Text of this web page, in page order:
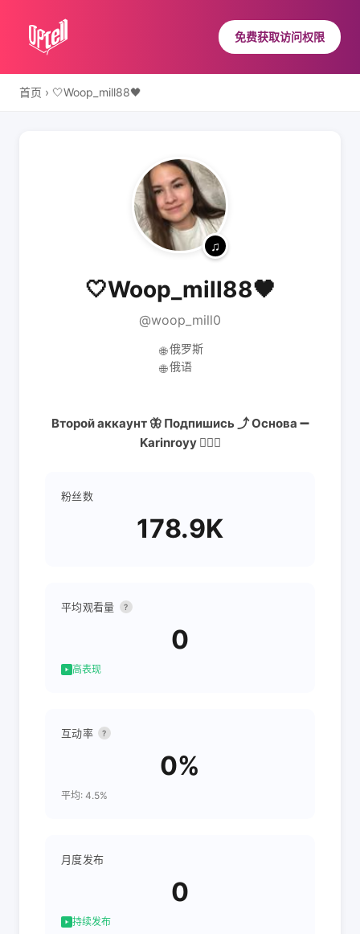
免费获取访问权限
首页 › 🤍Woop_mill88🖤
🤍Woop_mill88🖤
@woop_mill0
🌐 俄罗斯
🌐 俄语
Второй аккаунт 🦋 Подпишись ⤴️ Основа ➖
Karinroyy 💁🏼‍♀️
粉丝数
178.9K
平均观看量 ?
0
高表现
互动率 ?
0%
平均: 4.5%
月度发布
0
持续发布